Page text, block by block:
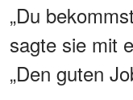
„Du
sagte sie mit
„Den guten